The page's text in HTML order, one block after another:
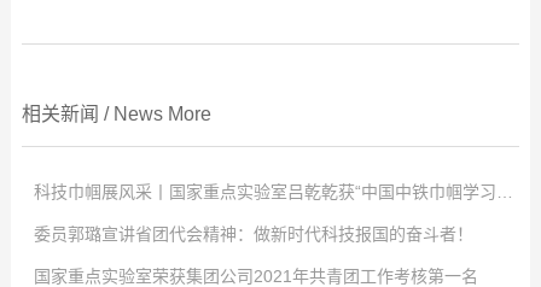
相关新闻 / News More
点击次数: 0
2022 -04 -02
委员郭璐宣讲省团代会精神：做新时代科技报国的奋斗者！
点击次数: 0
国家重点实验室荣获集团公司2021年共青团工作考核第一名